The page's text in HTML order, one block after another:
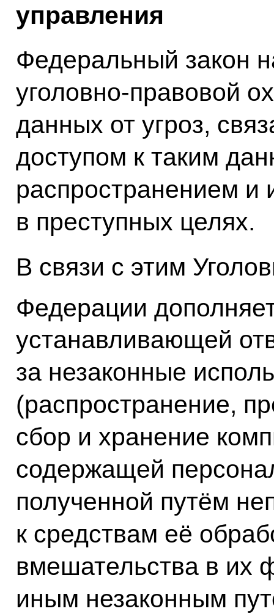
управления
Федеральный закон
уголовно-правовой
данных от угроз,
доступом к таким
распространением и
в преступных целях.
В связи с этим
Федерации
устанавливающей
за незаконные
(распространение,
сбор и хранение
содержащей
полученной путём
к средствам её
вмешательства в их
иным незаконным